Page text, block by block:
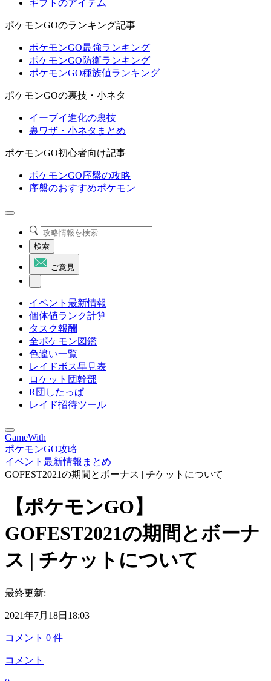
ギフトのアイテム
ポケモンGOのランキング記事
ポケモンGO最強ランキング
ポケモンGO防衛ランキング
ポケモンGO種族値ランキング
ポケモンGOの裏技・小ネタ
イーブイ進化の裏技
裏ワザ・小ネタまとめ
ポケモンGO初心者向け記事
ポケモンGO序盤の攻略
序盤のおすすめポケモン
検索
ご意見
イベント最新情報
個体値ランク計算
タスク報酬
全ポケモン図鑑
色違い一覧
レイドボス早見表
ロケット団幹部
R団したっぱ
レイド招待ツール
GameWith
ポケモンGO攻略
イベント最新情報まとめ
GOFEST2021の期間とボーナス | チケットについて
【ポケモンGO】
GOFEST2021の期間とボーナ
ス | チケットについて
最終更新:
2021年7月18日18:03
コメント 0 件
コメント